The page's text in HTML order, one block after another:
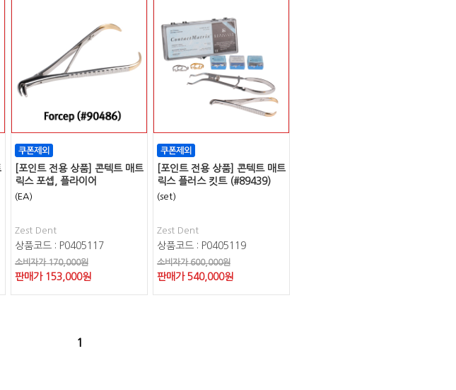
[포인트 전용 상품] 콘텍트 매트
릭스 포셉, 플라이어
(EA)
Zest Dent
상품코드 : P0405117
소비자가 170,000원
판매가 153,000원
[포인트 전용 상품] 콘텍트 매트
릭스 플러스 킷트 (#89439)
(set)
Zest Dent
상품코드 : P0405119
소비자가 600,000원
판매가 540,000원
1